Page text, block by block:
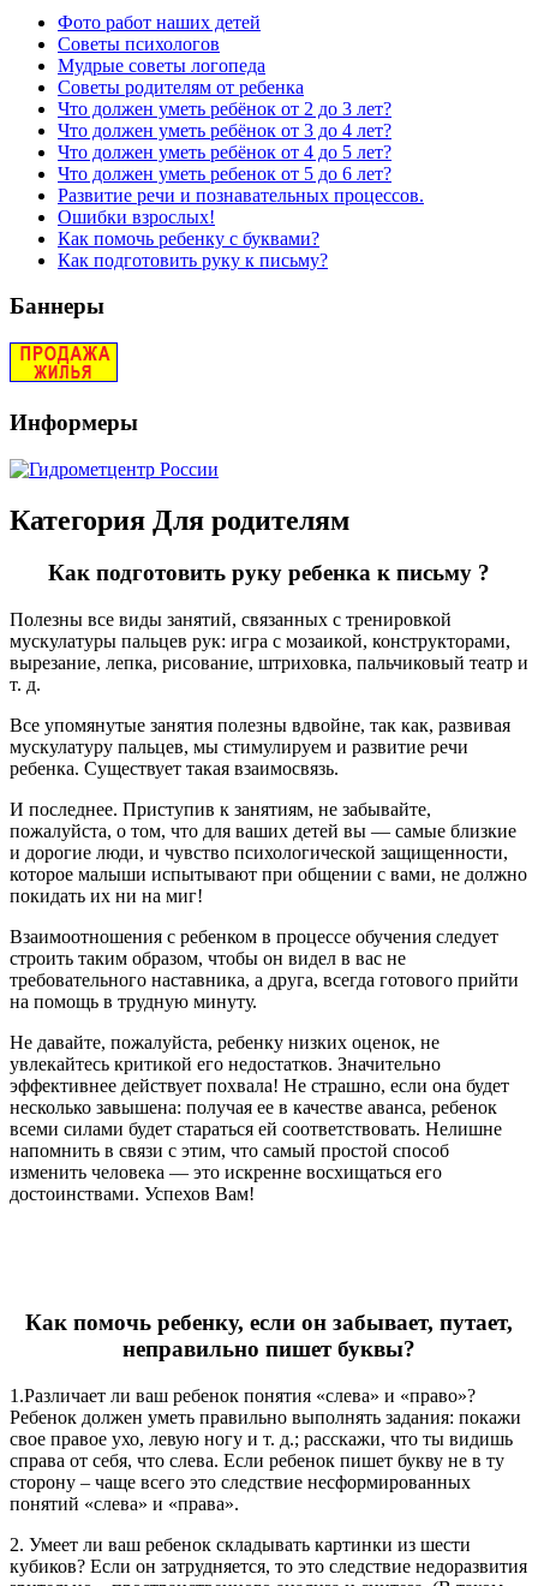
Фото работ наших детей
Советы психологов
Мудрые советы логопеда
Советы родителям от ребенка
Что должен уметь ребёнок от 2 до 3 лет?
Что должен уметь ребёнок от 3 до 4 лет?
Что должен уметь ребёнок от 4 до 5 лет?
Что должен уметь ребенок от 5 до 6 лет?
Развитие речи и познавательных процессов.
Ошибки взрослых!
Как помочь ребенку с буквами?
Как подготовить руку к письму?
Баннеры
Информеры
Категория Для родителям
Как подготовить руку ребенка к письму ?
Полезны все виды занятий, связанных с тренировкой
мускулатуры пальцев рук: игра с мозаикой, конструкторами,
вырезание, лепка, рисование, штриховка, пальчиковый театр и
т. д.
Все упомянутые занятия полезны вдвойне, так как, развивая
мускулатуру пальцев, мы стимулируем и развитие речи
ребенка. Существует такая взаимосвязь.
И последнее. Приступив к занятиям, не забывайте,
пожалуйста, о том, что для ваших детей вы — самые близкие
и дорогие люди, и чувство психологической защищенности,
которое малыши испытывают при общении с вами, не должно
покидать их ни на миг!
Взаимоотношения с ребенком в процессе обучения следует
строить таким образом, чтобы он видел в вас не
требовательного наставника, а друга, всегда готового прийти
на помощь в трудную минуту.
Не давайте, пожалуйста, ребенку низких оценок, не
увлекайтесь критикой его недостатков. Значительно
эффективнее действует похвала! Не страшно, если она будет
несколько завышена: получая ее в качестве аванса, ребенок
всеми силами будет стараться ей соответствовать. Нелишне
напомнить в связи с этим, что самый простой способ
изменить человека — это искренне восхищаться его
достоинствами. Успехов Вам!
Как помочь ребенку, если он забывает, путает,
неправильно пишет буквы?
1.Различает ли ваш ребенок понятия «слева» и «право»?
Ребенок должен уметь правильно выполнять задания: покажи
свое правое ухо, левую ногу и т. д.; расскажи, что ты видишь
справа от себя, что слева. Если ребенок пишет букву не в ту
сторону – чаще всего это следствие несформированных
понятий «слева» и «права».
2. Умеет ли ваш ребенок складывать картинки из шести
кубиков? Если он затрудняется, то это следствие недоразвития